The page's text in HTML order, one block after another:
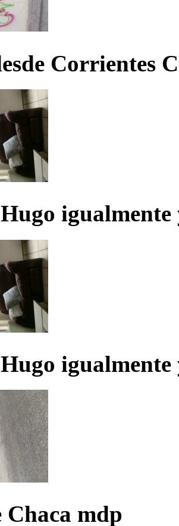
Corrientes
igualmente
igualmente
Chaca mdp